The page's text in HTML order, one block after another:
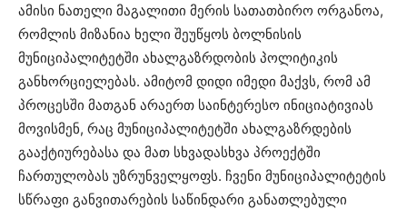
ამისი ნათელი მაგალითი მერის სათათბირო ორგანოა,
რომლის მიზანია ხელი შეუწყოს ბოლნისის
მუნიციპალიტეტში ახალგაზრდობის პოლიტიკის
განხორციელებას. ამიტომ დიდი იმედი მაქვს, რომ ამ
პროცესში მათგან არაერთ საინტერესო ინიციატივიას
მოვისმენ, რაც მუნიციპალიტეტში ახალგაზრდების
გააქტიურებასა და მათ სხვადასხვა პროექტში
ჩართულობას უზრუნველყოფს. ჩვენი მუნიციპალიტეტის
სწრაფი განვითარების საწინდარი განათლებული